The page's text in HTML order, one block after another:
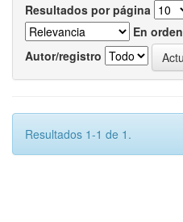
Resultados por página
En orden
Autor/registro
Resultados 1-1 de 1.